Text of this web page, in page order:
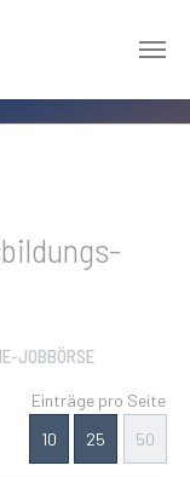
JOBBÖRSE
Einträge pro Seite
10
25 50